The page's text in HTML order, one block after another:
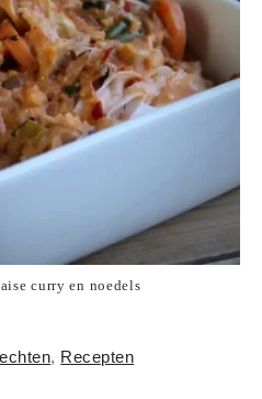
curry en noedels
, Recepten